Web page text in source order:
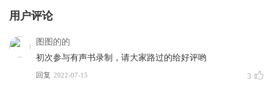
用户评论
图图的的
初次参与有声书录制，请大家路过的给好评哟
回复 2022-07-15 3